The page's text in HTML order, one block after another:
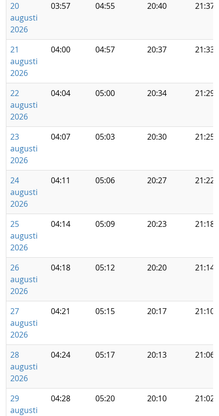
20
augusti
2026
03:57 04:55 20:40 21:37
21
augusti
2026
04:00 04:57 20:37 21:33
22
augusti
2026
04:04 05:00 20:34 21:29
23
augusti
2026
04:07 05:03 20:30 21:25
24
augusti
2026
04:11 05:06 20:27 21:22
25
augusti
2026
04:14 05:09 20:23 21:18
26
augusti
2026
04:18 05:12 20:20 21:14
27
augusti
2026
04:21 05:15 20:17 21:10
28
augusti
2026
04:24 05:17 20:13 21:06
29
augusti
04:28 05:20 20:10 21:02